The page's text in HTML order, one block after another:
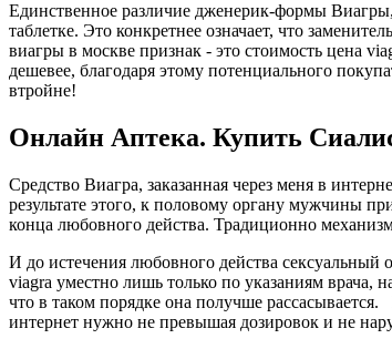
Единственное различие дженерик-формы Виагры,
таблетке. Это конкретнее означает, что
виагры в москве признак - это стоимость цена
дешевее, благодаря этому потенциального
втройне!
Онлайн Аптека. Купить
Средство Виагра, заказанная через меня в
результате этого, к половому органу мужчины
конца любовного действа. Традиционно
И до истечения любовного действа сексуальный
viagra уместно лишь только по указаниям
что в таком порядке она получше
интернет нужно не превышая дозировок и не